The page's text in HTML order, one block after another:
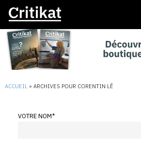
ACCUEIL » ARCHIVES POUR CORENTIN LÊ
VOTRE NOM*